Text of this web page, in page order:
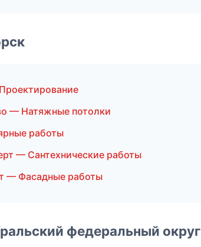
— Натяжные потолки
работы
— Сантехнические работы
— Фасадные работы
федеральный округ